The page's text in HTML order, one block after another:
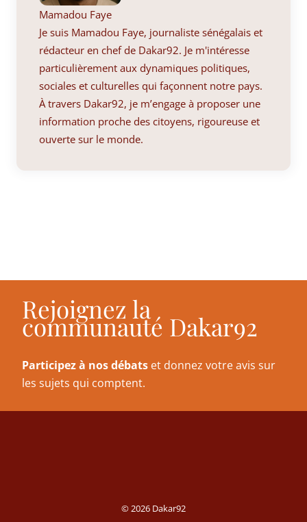
Mamadou Faye
Je suis Mamadou Faye, journaliste sénégalais et
rédacteur en chef de Dakar92. Je m'intéresse
particulièrement aux dynamiques politiques,
sociales et culturelles qui façonnent notre pays.
À travers Dakar92, je m’engage à proposer une
information proche des citoyens, rigoureuse et
ouverte sur le monde.
Rejoignez la
communauté Dakar92
Participez à nos débats et donnez votre avis sur
les sujets qui comptent.
© 2026 Dakar92